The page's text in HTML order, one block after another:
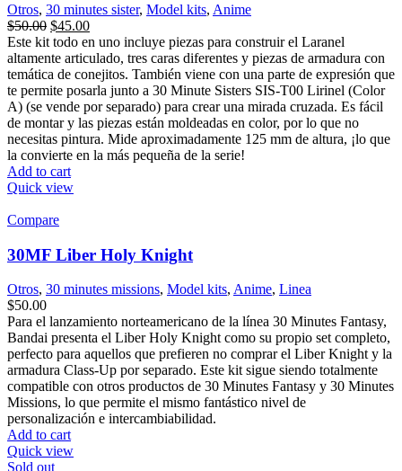
Otros, 30 minutes sister, Model kits, Anime
$50.00 $45.00
Este kit todo en uno incluye piezas para construir el Laranel
altamente articulado, tres caras diferentes y piezas de armadura con
temática de conejitos. También viene con una parte de expresión que
te permite posarla junto a 30 Minute Sisters SIS-T00 Lirinel (Color
A) (se vende por separado) para crear una mirada cruzada. Es fácil
de montar y las piezas están moldeadas en color, por lo que no
necesitas pintura. Mide aproximadamente 125 mm de altura, ¡lo que
la convierte en la más pequeña de la serie!
Add to cart
Quick view
Compare
30MF Liber Holy Knight
Otros, 30 minutes missions, Model kits, Anime, Linea
$50.00
Para el lanzamiento norteamericano de la línea 30 Minutes Fantasy,
Bandai presenta el Liber Holy Knight como su propio set completo,
perfecto para aquellos que prefieren no comprar el Liber Knight y la
armadura Class-Up por separado. Este kit sigue siendo totalmente
compatible con otros productos de 30 Minutes Fantasy y 30 Minutes
Missions, lo que permite el mismo fantástico nivel de
personalización e intercambiabilidad.
Add to cart
Quick view
Sold out